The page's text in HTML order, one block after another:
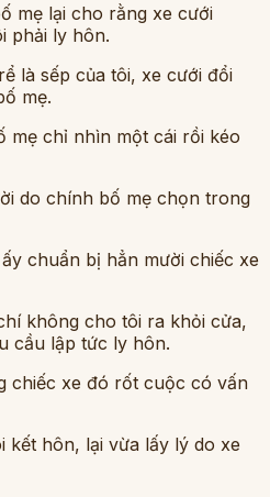
mẹ lại cho rằng xe cưới
phải ly hôn.
là sếp của tôi, xe cưới đổi
mẹ.
mẹ chỉ nhìn một cái rồi kéo
do chính bố mẹ chọn trong
chuẩn bị hẳn mười chiếc xe
không cho tôi ra khỏi cửa,
cầu lập tức ly hôn.
chiếc xe đó rốt cuộc có vấn
kết hôn, lại vừa lấy lý do xe